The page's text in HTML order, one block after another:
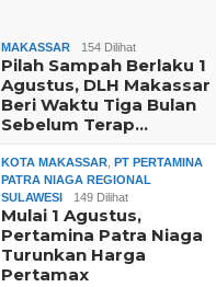
MAKASSAR 154 Dilihat
Pilah Sampah Berlaku 1
Agustus, DLH Makassar
Beri Waktu Tiga Bulan
Sebelum Terap…
KOTA MAKASSAR ,PT PERTAMINA
PATRA NIAGA REGIONAL
SULAWESI
149 Dilihat
Mulai 1 Agustus,
Pertamina Patra Niaga
Turunkan Harga
Pertamax